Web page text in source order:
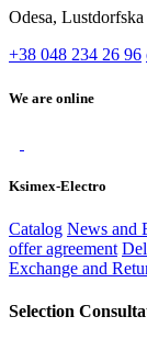
Odesa,
+38 048 234 26 96
We are online
Ksimex-Electro
Catalog News and
offer agreement
Exchange and
Selection